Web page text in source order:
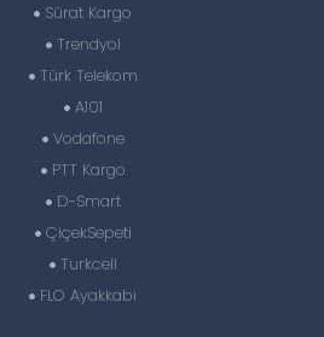
Sürat Kargo
Trendyol
Türk Telekom
A101
Vodafone
PTT Kargo
D-Smart
ÇiçekSepeti
Turkcell
FLO Ayakkabı